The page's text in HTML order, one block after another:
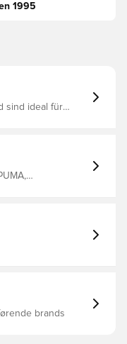
1995
sind ideal für
machst. Trainiere
Knie Mittlere
brands